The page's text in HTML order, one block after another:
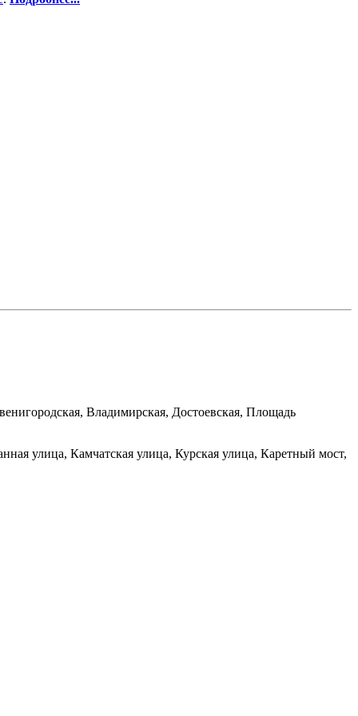
Владимирская, Достоевская, Площадь
улица, Камчатская улица, Курская улица, Каретный мост,